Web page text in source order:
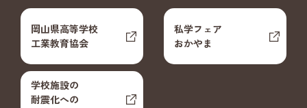
岡山県高等学校
工業教育協会
私学フェア
おかやま
学校施設の
耐震化への